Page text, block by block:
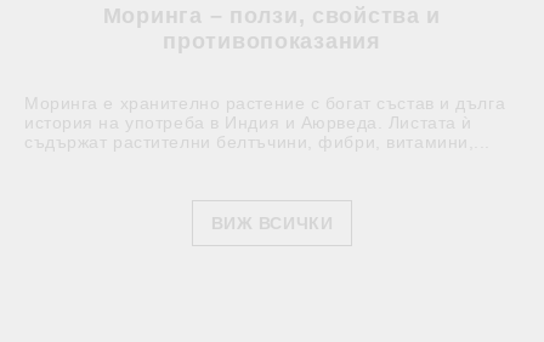
Моринга – ползи, свойства и
противопоказания
Моринга е хранително растение с богат състав и дълга
история на употреба в Индия и Аюрведа. Листата ѝ
съдържат растителни белтъчини, фибри, витамини,...
ВИЖ ВСИЧКИ